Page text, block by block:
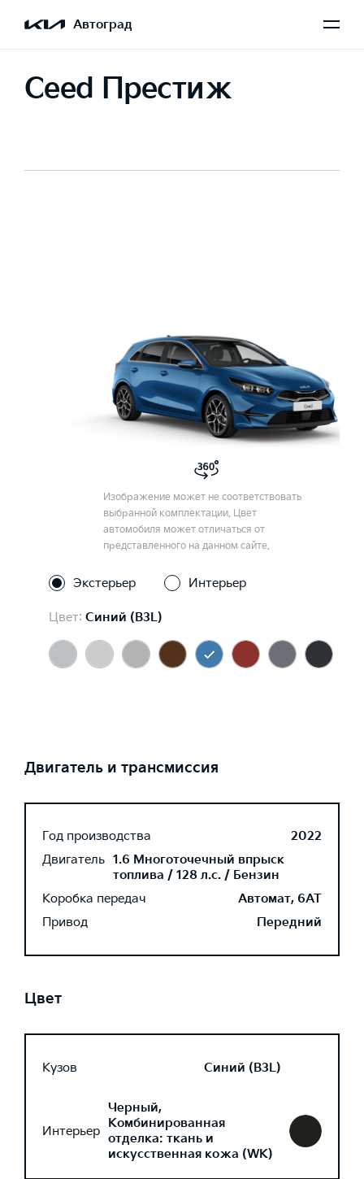
Автоград
Ceed Престиж
Изображение может не соответствовать
выбранной комплектации. Цвет
автомобиля может отличаться от
представленного на данном сайте.
Экстерьер Интерьер
Цвет: Синий (B3L)
Двигатель и трансмиссия
Год производства
2022
Двигатель 1.6 Многоточечный впрыск
топлива / 128 л.с. / Бензин
Коробка передач
Автомат, 6AT
Привод
Передний
Цвет
Кузов Синий (B3L)
Интерьер
Черный,
Комбинированная
отделка: ткань и
искусственная кожа (WK)